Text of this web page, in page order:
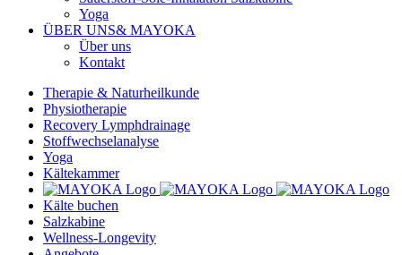
Yoga
ÜBER UNS& MAYOKA
Über uns
Kontakt
Therapie & Naturheilkunde
Physiotherapie
Recovery Lymphdrainage
Stoffwechselanalyse
Yoga
Kältekammer
Kälte buchen
Salzkabine
Wellness-Longevity